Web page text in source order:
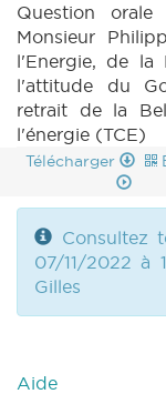
Question
Monsieur
l'Energie, de la
l'attitude du
retrait de la
l'énergie (TCE)
Télécharger
Consultez
07/11/2022 à
Gilles
Aide